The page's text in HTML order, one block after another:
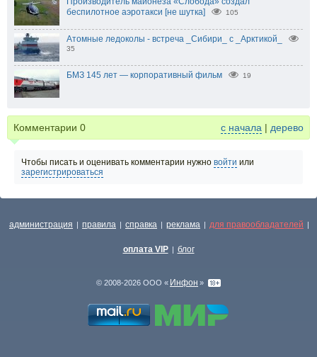
беспилотное аэротакси [не шутка]
105
Атомные ледоколы - встреча _Сибири_ с _Арктикой_
35
БМЗ 145 лет — корпоративный фильм 19
Комментарии 0 с начала | дерево
Чтобы писать и оценивать комментарии нужно войти или
зарегистрироваться
администрация | правила | справка | реклама | для правообладателей |
оплата VIP | блог
© 2008-2026 ООО « Инфон »